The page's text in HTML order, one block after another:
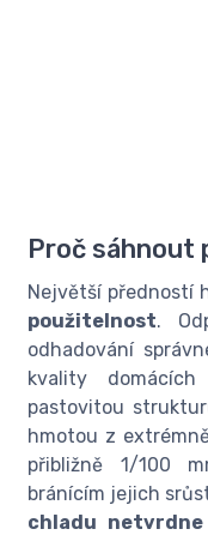
Proč sáhnout
Největší předností
použitelnost.
odhadování
kvality
pastovitou
hmotou z
přibližně 1/100
bránícím jejich
chladu